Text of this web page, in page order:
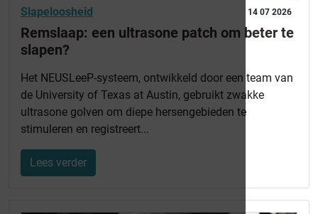
14 07 2026
Slapeloosheid
Remslaap: een ultrasone patch om beter te
slapen?
Het NEUSLeeP-systeem, ontwikkeld door een team van
de University of Texas at Austin, gebruikt zwakke
ultrasone golven om diepe hersengebieden te
stimuleren en registreert...
Lees verder